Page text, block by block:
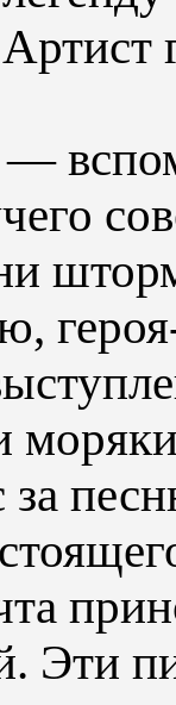
за
Эти